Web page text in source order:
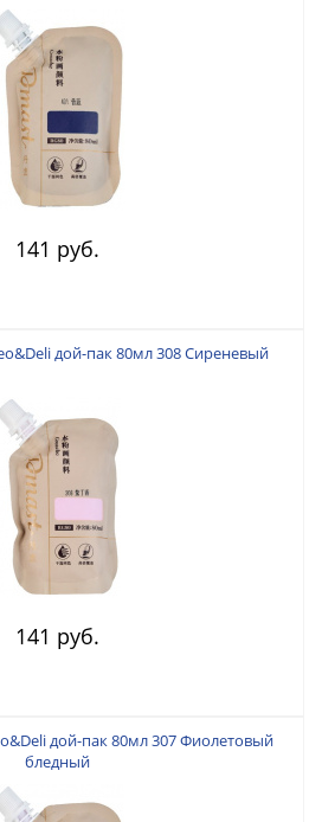
141 руб.
дой-пак 80мл 308 Сиреневый
141 руб.
дой-пак 80мл 307 Фиолетовый
бледный